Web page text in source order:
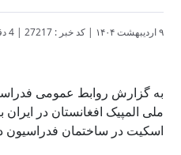
|کد خبر : 27217 |4 دقیقه خواندن
به گزارش روابط عمومی
ملی المپیک افغانستان در ایران
اسکیت در ساختمان فدراسیون